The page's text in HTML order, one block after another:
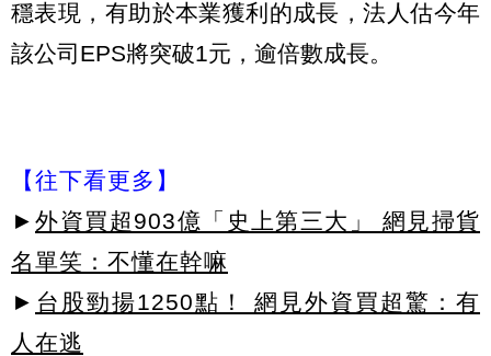
穩表現，有助於本業獲利的成長，法人估今年
該公司EPS將突破1元，逾倍數成長。
【往下看更多】
► 外資買超903億「史上第三大」 網見掃貨
名單笑：不懂在幹嘛
► 台股勁揚1250點！ 網見外資買超驚：有
人在逃